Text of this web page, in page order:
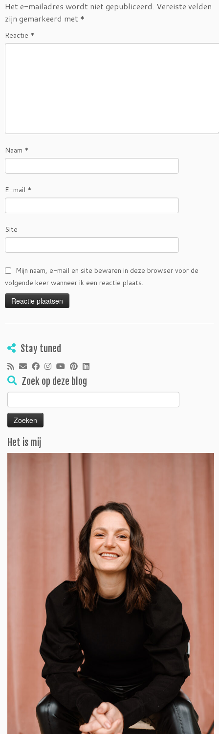
Het e-mailadres wordt niet gepubliceerd. Vereiste velden
zijn gemarkeerd met *
Reactie *
Naam *
E-mail *
Site
Mijn naam, e-mail en site bewaren in deze browser voor de
volgende keer wanneer ik een reactie plaats.
Stay tuned
Zoek op deze blog
naar:
Het is mij